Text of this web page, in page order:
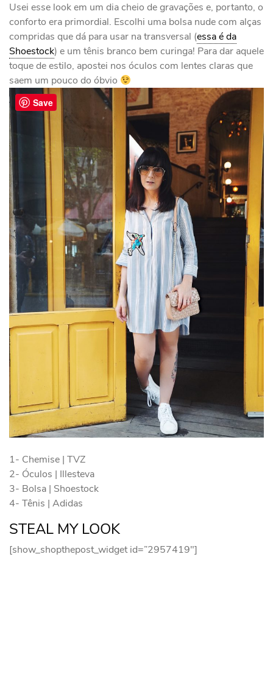
Usei esse look em um dia cheio de gravações e, portanto, o
conforto era primordial. Escolhi uma bolsa nude com alças
compridas que dá para usar na transversal (essa é da
Shoestock) e um tênis branco bem curinga! Para dar aquele
toque de estilo, apostei nos óculos com lentes claras que
saem um pouco do óbvio
1- Chemise | TVZ
2- Óculos | Illesteva
3- Bolsa | Shoestock
4- Tênis | Adidas
STEAL MY LOOK
[show_shopthepost_widget id=”2957419″]
Save